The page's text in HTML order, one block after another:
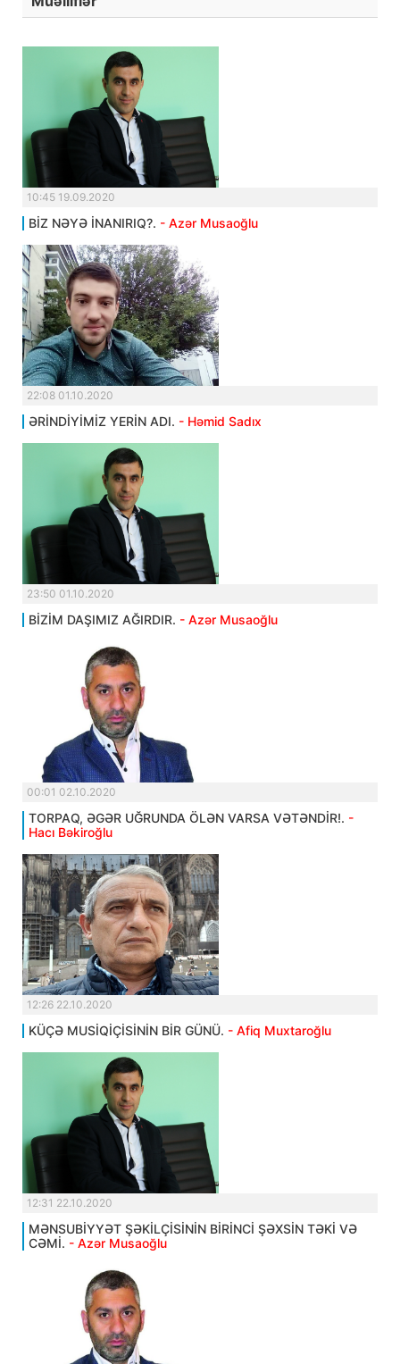
10:45 19.09.2020
BİZ NƏYƏ İNANIRIQ?. - Azər Musaoğlu
22:08 01.10.2020
ƏRİNDİYİMİZ YERİN ADI. - Həmid Sadıx
23:50 01.10.2020
BİZİM DAŞIMIZ AĞIRDIR. - Azər Musaoğlu
00:01 02.10.2020
TORPAQ, ƏGƏR UĞRUNDA ÖLƏN VARSA VƏTƏNDİR!. -
Hacı Bəkiroğlu
12:26 22.10.2020
KÜÇƏ MUSİQİÇİSİNİN BİR GÜNÜ. - Afiq Muxtaroğlu
12:31 22.10.2020
MƏNSUBİYYƏT ŞƏKİLÇİSİNİN BİRİNCİ ŞƏXSİN TƏKİ VƏ
CƏMİ. - Azər Musaoğlu